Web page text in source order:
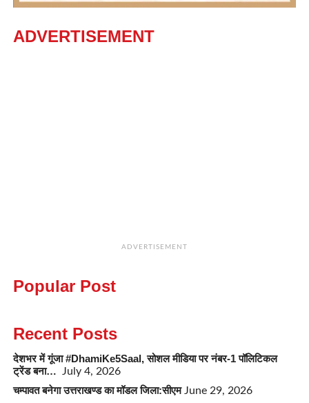
ADVERTISEMENT
ADVERTISEMENT
Popular Post
Recent Posts
देशभर में गूंजा #DhamiKe5Saal, सोशल मीडिया पर नंबर-1 पॉलिटिकल
ट्रेंड बना… July 4, 2026
चम्पावत बनेगा उत्तराखण्ड का मॉडल जिला:सीएम June 29, 2026